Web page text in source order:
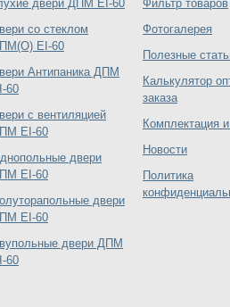
двери ДПМ EI-60
со стеклом
EI-60
Антипаника ДПМ
60
с вентиляцией
EI-60
двери
EI-60
двери
EI-60
двери ДПМ
60
Фильтр товаров
Фотогалерея
Полезные
Калькулятор
заказа
Комплектация
Новости
Политика